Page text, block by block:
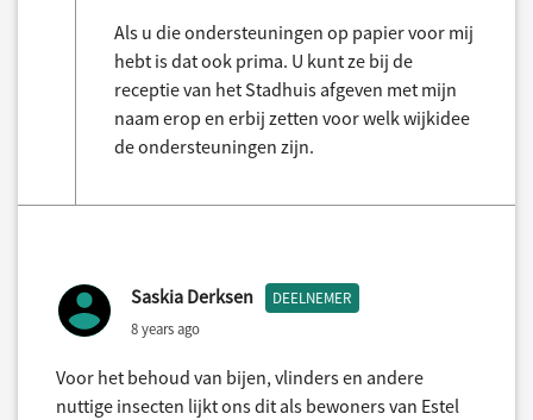
Als u die ondersteuningen op papier voor mij
hebt is dat ook prima. U kunt ze bij de
receptie van het Stadhuis afgeven met mijn
naam erop en erbij zetten voor welk wijkidee
de ondersteuningen zijn.
Saskia Derksen DEELNEMER
8 years ago
Voor het behoud van bijen, vlinders en andere
nuttige insecten lijkt ons dit als bewoners van Estel